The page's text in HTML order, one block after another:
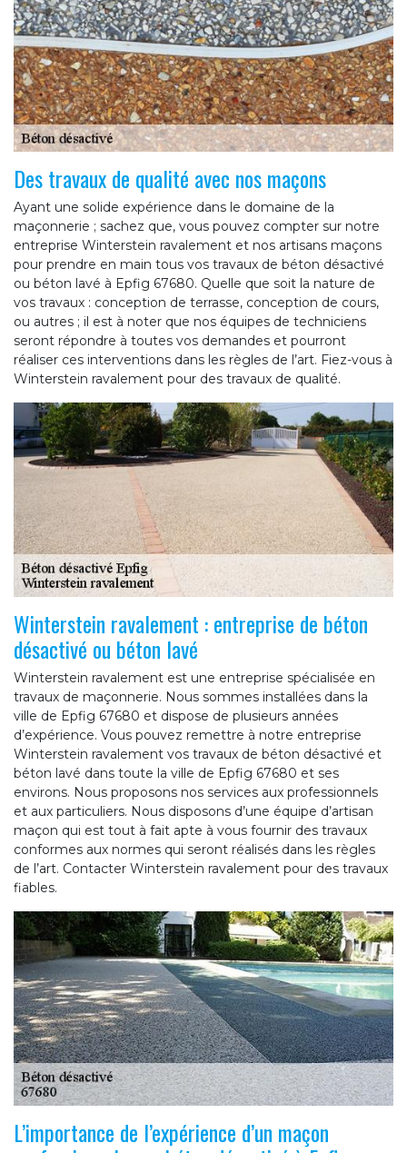
Des travaux de qualité avec nos maçons
Ayant une solide expérience dans le domaine de la
maçonnerie ; sachez que, vous pouvez compter sur notre
entreprise Winterstein ravalement et nos artisans maçons
pour prendre en main tous vos travaux de béton désactivé
ou béton lavé à Epfig 67680. Quelle que soit la nature de
vos travaux : conception de terrasse, conception de cours,
ou autres ; il est à noter que nos équipes de techniciens
seront répondre à toutes vos demandes et pourront
réaliser ces interventions dans les règles de l’art. Fiez-vous à
Winterstein ravalement pour des travaux de qualité.
Winterstein ravalement : entreprise de béton
désactivé ou béton lavé
Winterstein ravalement est une entreprise spécialisée en
travaux de maçonnerie. Nous sommes installées dans la
ville de Epfig 67680 et dispose de plusieurs années
d’expérience. Vous pouvez remettre à notre entreprise
Winterstein ravalement vos travaux de béton désactivé et
béton lavé dans toute la ville de Epfig 67680 et ses
environs. Nous proposons nos services aux professionnels
et aux particuliers. Nous disposons d’une équipe d’artisan
maçon qui est tout à fait apte à vous fournir des travaux
conformes aux normes qui seront réalisés dans les règles
de l’art. Contacter Winterstein ravalement pour des travaux
fiables.
L’importance de l’expérience d’un maçon